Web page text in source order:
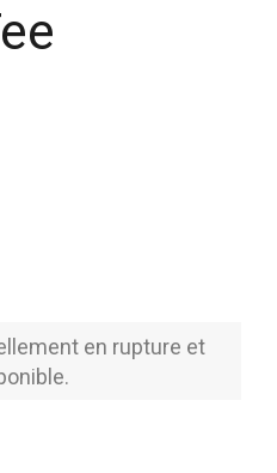
en rupture et